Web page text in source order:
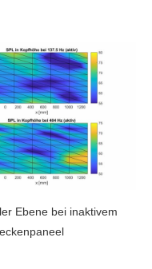
Ebene bei inaktivem